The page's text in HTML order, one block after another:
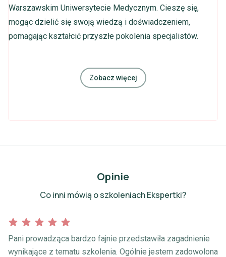
Warszawskim Uniwersytecie Medycznym. Cieszę się,
mogąc dzielić się swoją wiedzą i doświadczeniem,
pomagając kształcić przyszłe pokolenia specjalistów.
Zobacz więcej
Opinie
Co inni mówią o szkoleniach Ekspertki?
Pani prowadząca bardzo fajnie przedstawiła zagadnienie
wynikające z tematu szkolenia. Ogólnie jestem zadowolona